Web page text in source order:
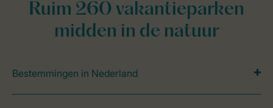
Ruim 260 vakantieparken
midden in de natuur
Bestemmingen in Nederland